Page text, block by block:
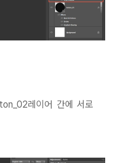
레이어 간에 서로